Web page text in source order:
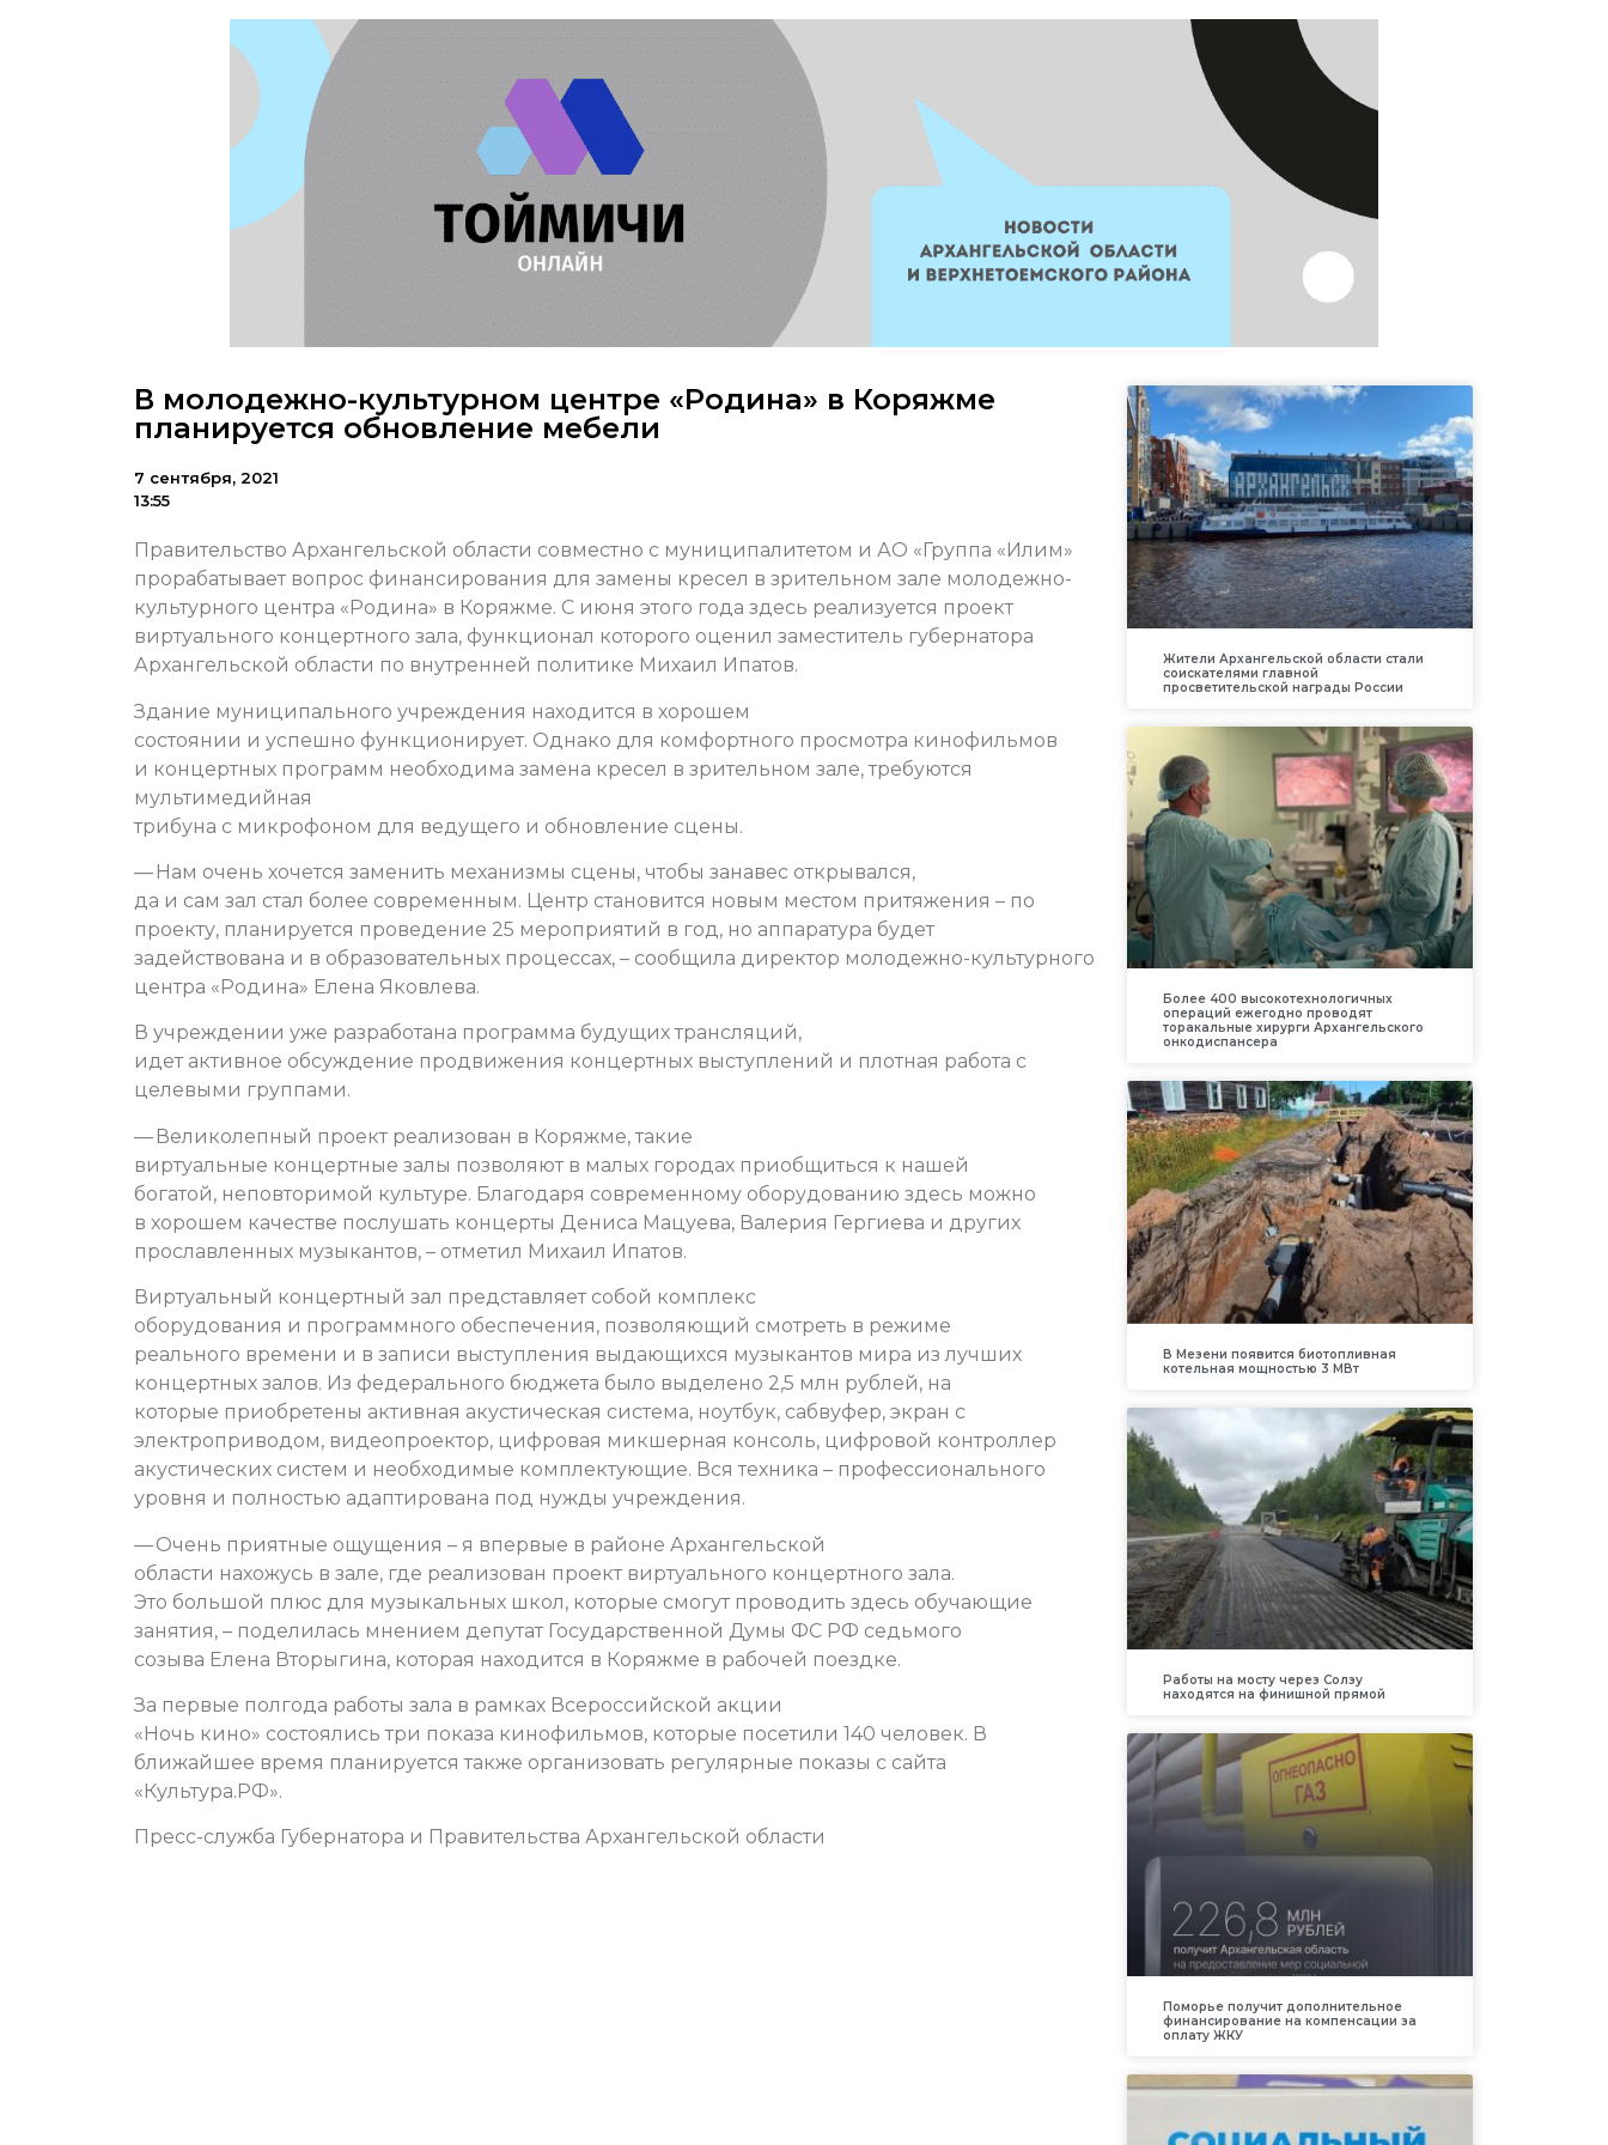
В молодежно-культурном центре «Родина» в Коряжме
планируется обновление мебели
7 сентября, 2021
13:55
Правительство Архангельской области совместно с муниципалитетом и АО «Группа «Илим»
прорабатывает вопрос финансирования для замены кресел в зрительном зале молодежно-
культурного центра «Родина» в Коряжме. С июня этого года здесь реализуется проект
виртуального концертного зала, функционал которого оценил заместитель губернатора
Архангельской области по внутренней политике Михаил Ипатов.
Здание муниципального учреждения находится в хорошем
состоянии и успешно функционирует. Однако для комфортного просмотра кинофильмов
и концертных программ необходима замена кресел в зрительном зале, требуются
мультимедийная
трибуна с микрофоном для ведущего и обновление сцены.
— Нам очень хочется заменить механизмы сцены, чтобы занавес открывался,
да и сам зал стал более современным. Центр становится новым местом притяжения – по
проекту, планируется проведение 25 мероприятий в год, но аппаратура будет
задействована и в образовательных процессах, – сообщила директор молодежно-культурного
центра «Родина» Елена Яковлева.
В учреждении уже разработана программа будущих трансляций,
идет активное обсуждение продвижения концертных выступлений и плотная работа с
целевыми группами.
— Великолепный проект реализован в Коряжме, такие
виртуальные концертные залы позволяют в малых городах приобщиться к нашей
богатой, неповторимой культуре. Благодаря современному оборудованию здесь можно
в хорошем качестве послушать концерты Дениса Мацуева, Валерия Гергиева и других
прославленных музыкантов, – отметил Михаил Ипатов.
Виртуальный концертный зал представляет собой комплекс
оборудования и программного обеспечения, позволяющий смотреть в режиме
реального времени и в записи выступления выдающихся музыкантов мира из лучших
концертных залов. Из федерального бюджета было выделено 2,5 млн рублей, на
которые приобретены активная акустическая система, ноутбук, сабвуфер, экран с
электроприводом, видеопроектор, цифровая микшерная консоль, цифровой контроллер
акустических систем и необходимые комплектующие. Вся техника – профессионального
уровня и полностью адаптирована под нужды учреждения.
— Очень приятные ощущения – я впервые в районе Архангельской
области нахожусь в зале, где реализован проект виртуального концертного зала.
Это большой плюс для музыкальных школ, которые смогут проводить здесь обучающие
занятия, – поделилась мнением депутат Государственной Думы ФС РФ седьмого
созыва Елена Вторыгина, которая находится в Коряжме в рабочей поездке.
За первые полгода работы зала в рамках Всероссийской акции
«Ночь кино» состоялись три показа кинофильмов, которые посетили 140 человек. В
ближайшее время планируется также организовать регулярные показы с сайта
«Культура.РФ».
Пресс-служба Губернатора и Правительства Архангельской области
Жители Архангельской области стали
соискателями главной
просветительской награды России
Более 400 высокотехнологичных
операций ежегодно проводят
торакальные хирурги Архангельского
онкодиспансера
В Мезени появится биотопливная
котельная мощностью 3 МВт
Работы на мосту через Солзу
находятся на финишной прямой
Поморье получит дополнительное
финансирование на компенсации за
оплату ЖКУ